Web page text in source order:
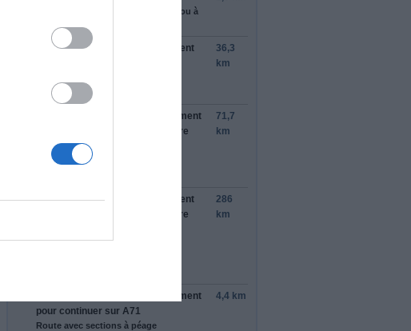
Fermeture possible certains jours ou à
Rester àdroite
à l'embranchement
Route avec sections à péage
36,3
km
à l'embranchement
, suivre
A71/Toulouse
Ferrand /Bordeaux
71,7
km
30. Rester àdroiteà l'embranchement
, suivre
286
km
à l'embranchement
pour continuer sur A71
Route avec sections à péage
4,4 km